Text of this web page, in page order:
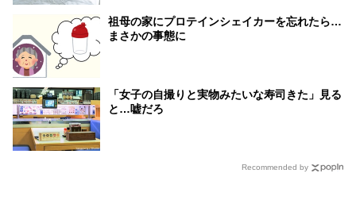
祖母の家にプロテインシェイカーを忘れたら…
まさかの事態に
「女子の自撮りと実物みたいな寿司きた」見る
と…嘘だろ
Recommended by